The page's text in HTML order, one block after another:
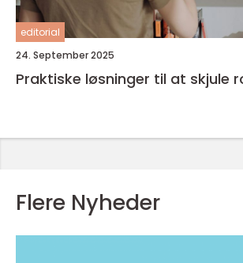
editorial
24. September 2025
Praktiske løsninger til at skjule
Flere Nyheder